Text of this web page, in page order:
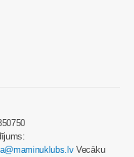
Vecāku